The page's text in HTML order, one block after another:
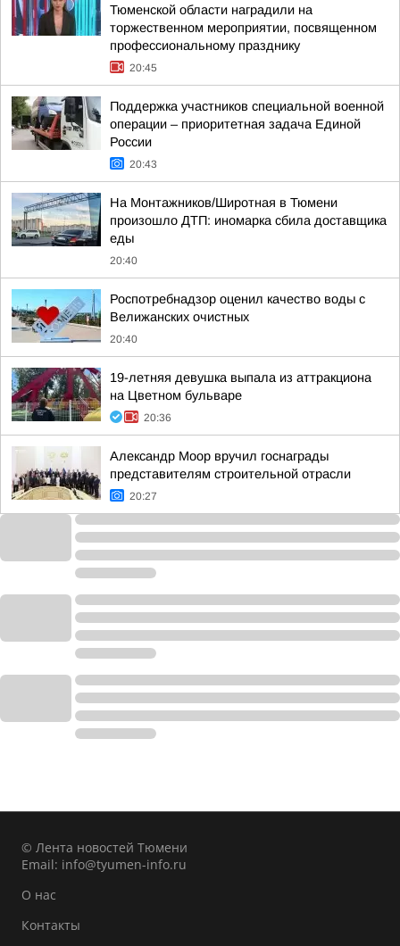
Тюменской области наградили на
торжественном мероприятии, посвященном
профессиональному празднику
20:45
Поддержка участников специальной военной
операции – приоритетная задача Единой
России
20:43
На Монтажников/Широтная в Тюмени
произошло ДТП: иномарка сбила доставщика
еды
20:40
Роспотребнадзор оценил качество воды с
Велижанских очистных
20:40
19-летняя девушка выпала из аттракциона
на Цветном бульваре
20:36
Александр Моор вручил госнаграды
представителям строительной отрасли
20:27
© Лента новостей Тюмени
Email: info@tyumen-info.ru
О нас
Контакты